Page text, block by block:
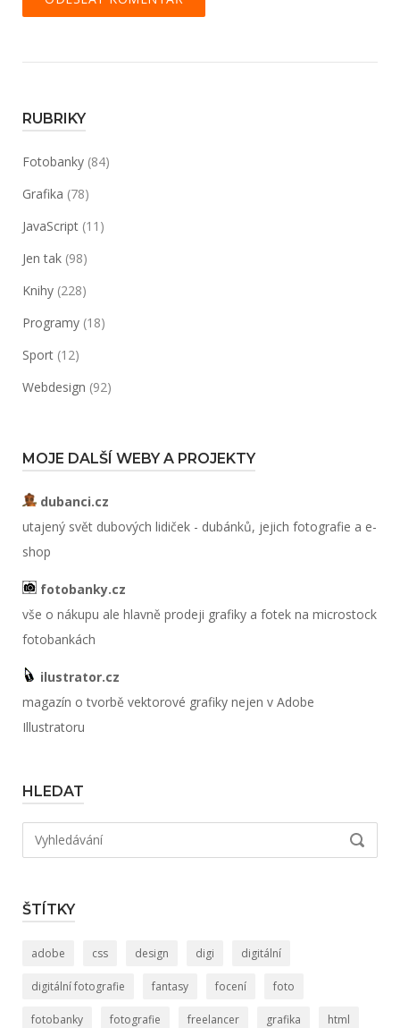
RUBRIKY
Fotobanky (84)
Grafika (78)
JavaScript (11)
Jen tak (98)
Knihy (228)
Programy (18)
Sport (12)
Webdesign (92)
MOJE DALŠÍ WEBY A PROJEKTY
dubanci.cz
utajený svět dubových lidiček - dubánků, jejich fotografie a e-
shop
fotobanky.cz
vše o nákupu ale hlavně prodeji grafiky a fotek na microstock
fotobankách
ilustrator.cz
magazín o tvorbě vektorové grafiky nejen v Adobe
Illustratoru
HLEDAT
Hledat:
ŠTÍTKY
adobe css design digi digitální
digitální fotografie fantasy focení foto
fotobanky fotografie freelancer grafika html